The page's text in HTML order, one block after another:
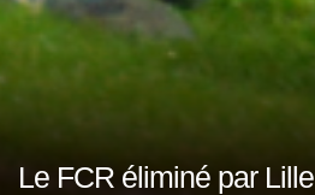
Le FCR éliminé par Lille